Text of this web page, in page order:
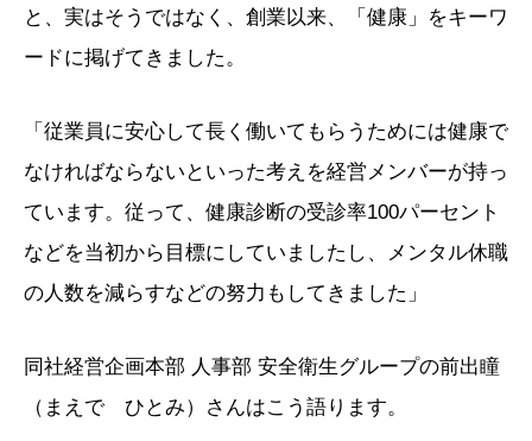
と、実はそうではなく、創業以来、「健康」をキーワ
ードに掲げてきました。
「従業員に安心して長く働いてもらうためには健康で
なければならないといった考えを経営メンバーが持っ
ています。従って、健康診断の受診率100パーセント
などを当初から目標にしていましたし、メンタル休職
の人数を減らすなどの努力もしてきました」
同社経営企画本部 人事部 安全衛生グループの前出瞳
（まえで ひとみ）さんはこう語ります。